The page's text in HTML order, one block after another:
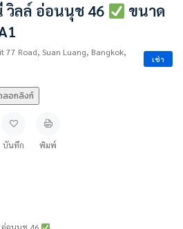
วิลล์ อ่อนนุช 46
ขนาด
77 Road, Suan Luang, Bangkok,
เช่า
ลอกลิงก์
บันทึก
พิมพ์